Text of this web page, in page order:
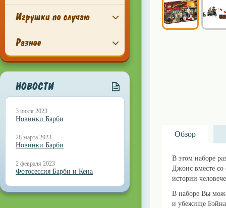
Игрушки по случаю
Разное
НОВОСТИ
3 июля 2023
Новинки Барби
28 марта 2023
Новинки Барби
2 февраля 2023
Фотосессия Барби и Кена
Обзор
В этом наборе
Джонс вместе
истории
В наборе Вы
и убежище